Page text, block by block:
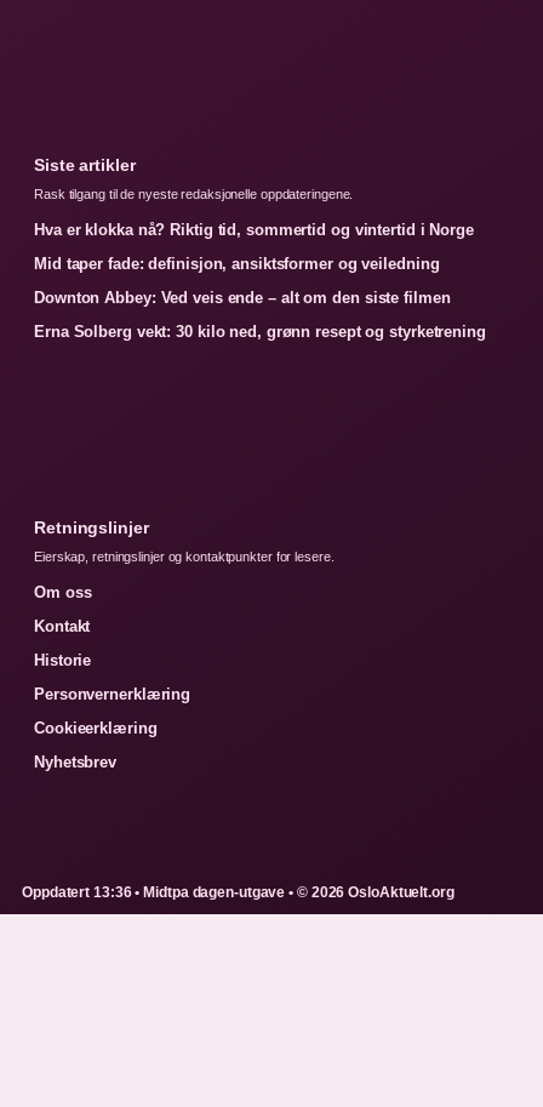
Siste artikler
Rask tilgang til de nyeste redaksjonelle oppdateringene.
Hva er klokka nå? Riktig tid, sommertid og vintertid i Norge
Mid taper fade: definisjon, ansiktsformer og veiledning
Downton Abbey: Ved veis ende – alt om den siste filmen
Erna Solberg vekt: 30 kilo ned, grønn resept og styrketrening
Retningslinjer
Eierskap, retningslinjer og kontaktpunkter for lesere.
Om oss
Kontakt
Historie
Personvernerklæring
Cookieerklæring
Nyhetsbrev
Oppdatert 13:36 • Midtpa dagen-utgave • © 2026 OsloAktuelt.org